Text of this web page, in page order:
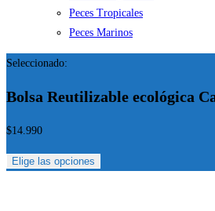
Peces Tropicales
Peces Marinos
Seleccionado:
Bolsa Reutilizable ecológica
$14.990
Elige las opciones